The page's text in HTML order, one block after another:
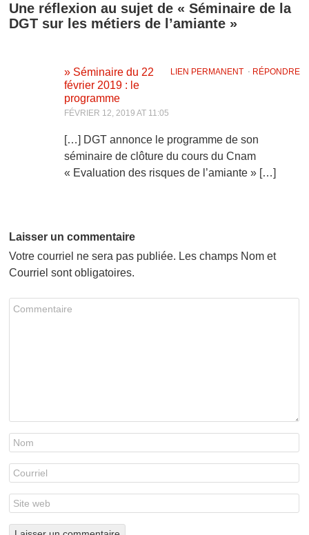
Une réflexion au sujet de «Séminaire de la
DGT sur les métiers de l’amiante »
LIEN PERMANENT⋅ RÉPONDRE
» Séminaire du 22
février 2019 : le
programme
FÉVRIER 12, 2019 AT 11:05
[…] DGT annonce le programme de son
séminaire de clôture du cours du Cnam
« Evaluation des risques de l’amiante » […]
Laisser un commentaire
Votre courriel ne sera pas publiée. Les champs Nom et
Courriel sont obligatoires.